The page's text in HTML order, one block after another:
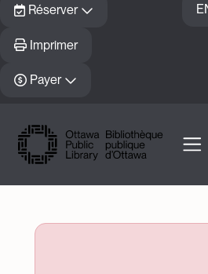
Réserver
Imprimer
Payer